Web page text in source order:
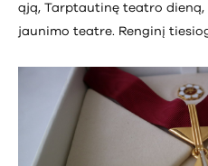
ąją, Tarptautinę teatro dieną,
jaunimo teatre. Renginį